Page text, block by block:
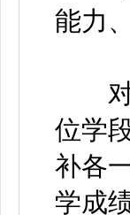
能力
对
位学
补各
学成